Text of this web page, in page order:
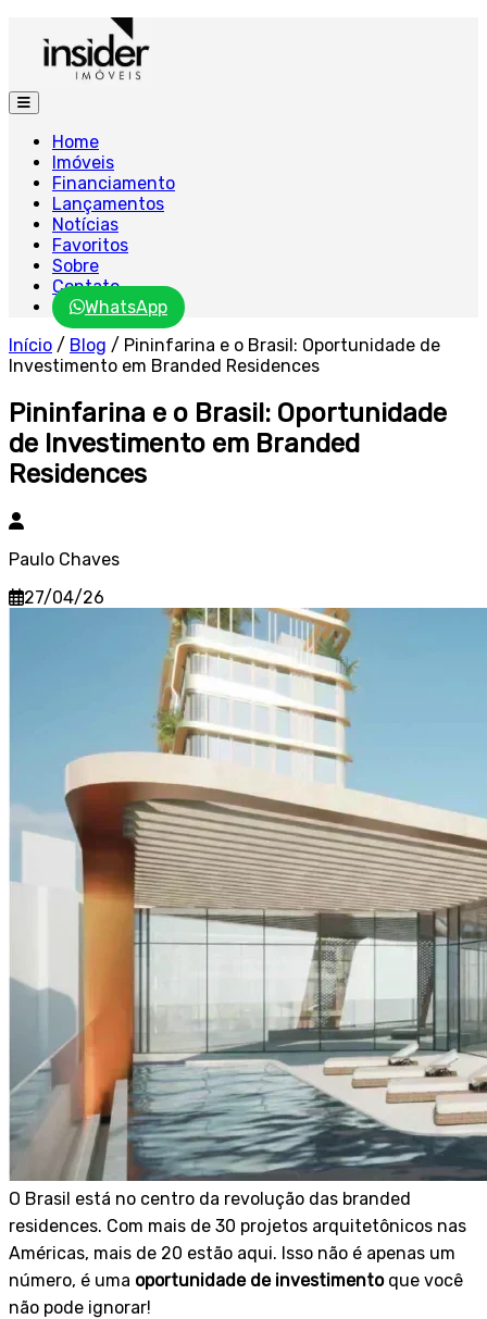
Home
Imóveis
Financiamento
Lançamentos
Notícias
Favoritos
Sobre
Contato
WhatsApp
Início / Blog / Pininfarina e o Brasil: Oportunidade de
Investimento em Branded Residences
Pininfarina e o Brasil: Oportunidade
de Investimento em Branded
Residences
Paulo Chaves
27/04/26
O Brasil está no centro da revolução das branded
residences. Com mais de 30 projetos arquitetônicos nas
Américas, mais de 20 estão aqui. Isso não é apenas um
número, é uma oportunidade de investimentoque você
não pode ignorar!